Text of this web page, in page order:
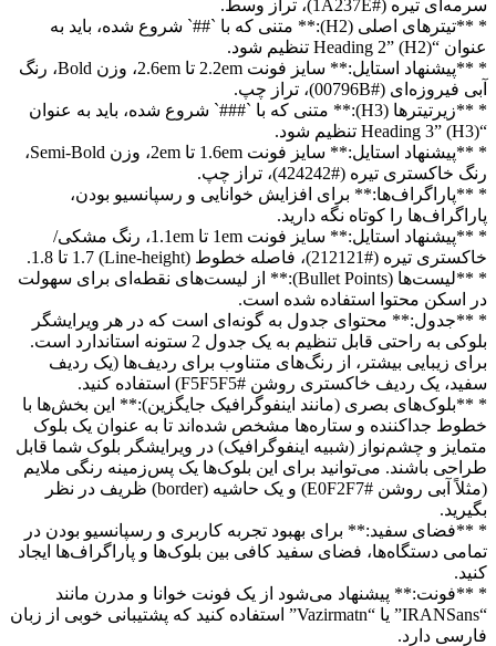
سرمه‌ای تیره (#1A237E)، تراز وسط.
* **تیترهای اصلی (H2):** متنی که با `##` شروع شده، باید به
عنوان “Heading 2” (H2) تنظیم شود.
* **پیشنهاد استایل:** سایز فونت 2.2em تا 2.6em، وزن Bold، رنگ
آبی فیروزه‌ای (#00796B)، تراز چپ.
* **زیرتیترها (H3):** متنی که با `###` شروع شده، باید به عنوان
“Heading 3” (H3) تنظیم شود.
* **پیشنهاد استایل:** سایز فونت 1.6em تا 2em، وزن Semi-Bold،
رنگ خاکستری تیره (#424242)، تراز چپ.
* **پاراگراف‌ها:** برای افزایش خوانایی و رسپانسیو بودن،
پاراگراف‌ها را کوتاه نگه دارید.
* **پیشنهاد استایل:** سایز فونت 1em تا 1.1em، رنگ مشکی/
خاکستری تیره (#212121)، فاصله خطوط (Line-height) 1.7 تا 1.8.
* **لیست‌ها (Bullet Points):** از لیست‌های نقطه‌ای برای سهولت
در اسکن محتوا استفاده شده است.
* **جدول:** محتوای جدول به گونه‌ای است که در هر ویرایشگر
بلوکی به راحتی قابل تنظیم به یک جدول 2 ستونه استاندارد است.
برای زیبایی بیشتر، از رنگ‌های متناوب برای ردیف‌ها (یک ردیف
سفید، یک ردیف خاکستری روشن #F5F5F5) استفاده کنید.
* **بلوک‌های بصری (مانند اینفوگرافیک جایگزین):** این بخش‌ها با
خطوط جداکننده و ستاره‌ها مشخص شده‌اند تا به عنوان یک بلوک
متمایز و چشم‌نواز (شبیه اینفوگرافیک) در ویرایشگر بلوک شما قابل
طراحی باشند. می‌توانید برای این بلوک‌ها یک پس‌زمینه رنگی ملایم
(مثلاً آبی روشن #E0F2F7) و یک حاشیه (border) ظریف در نظر
بگیرید.
* **فضای سفید:** برای بهبود تجربه کاربری و رسپانسیو بودن در
تمامی دستگاه‌ها، فضای سفید کافی بین بلوک‌ها و پاراگراف‌ها ایجاد
کنید.
* **فونت:** پیشنهاد می‌شود از یک فونت خوانا و مدرن مانند
“IRANSans” یا “Vazirmatn” استفاده کنید که پشتیبانی خوبی از زبان
فارسی دارد.